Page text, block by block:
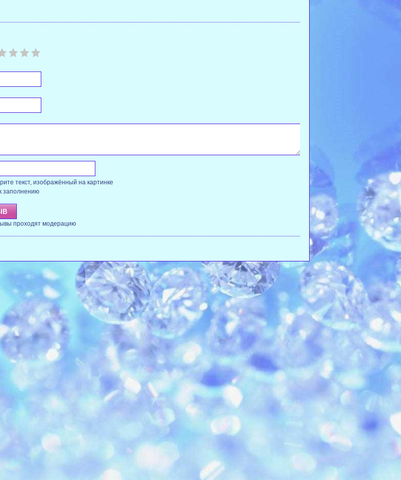
текст, изображённый на картинке
заполнению
проходят модерацию